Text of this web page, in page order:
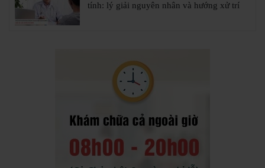
tính: lý giải nguyên nhân và hướng xử trí